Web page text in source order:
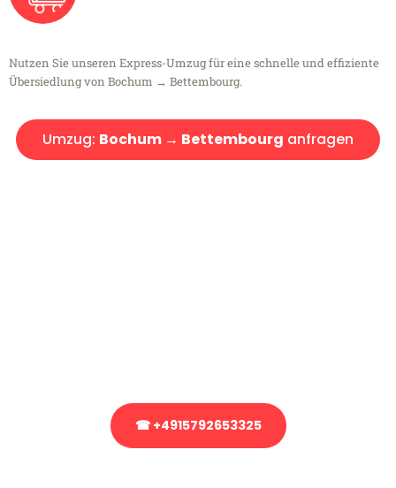
Nutzen Sie unseren Express-Umzug für eine schnelle und effiziente
Übersiedlung von Bochum → Bettembourg.
Umzug: Bochum → Bettembourg anfragen
☎ +4915792653325